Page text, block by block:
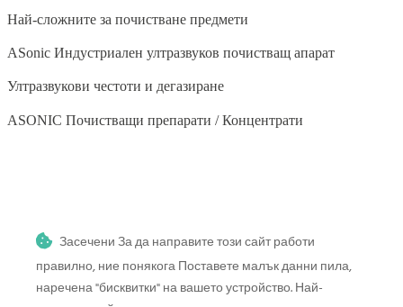
Най-сложните за почистване предмети
ASonic Индустриален ултразвуков почистващ апарат
Ултразвукови честоти и дегазиране
ASONIC Почистващи препарати / Концентрати
Ултразвуково почистване на зеленчуци и плодове
Ултразвуково почистване на четки за грим
Засечени За да направите този сайт работи
правилно, ние понякога Поставете малък данни пила,
наречена "бисквитки" на вашето устройство. Най-